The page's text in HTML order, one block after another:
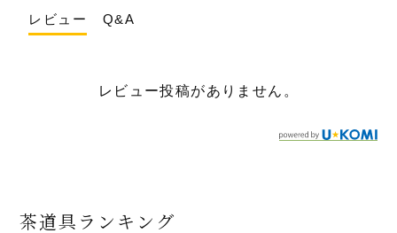
レビュー Q&A
レビュー投稿がありません。
茶道具ランキング